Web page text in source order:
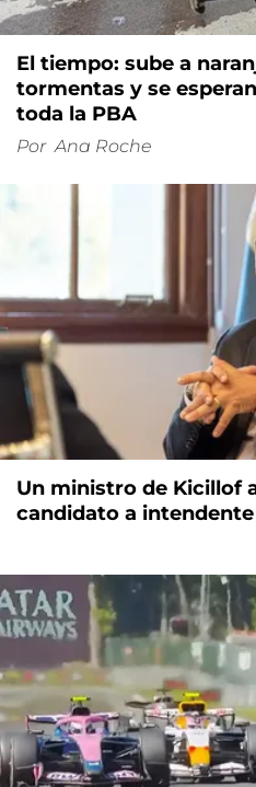
El tiempo: sube a
tormentas y se
toda la PBA
Por Ana Roche
Un ministro de Kicillof
candidato a